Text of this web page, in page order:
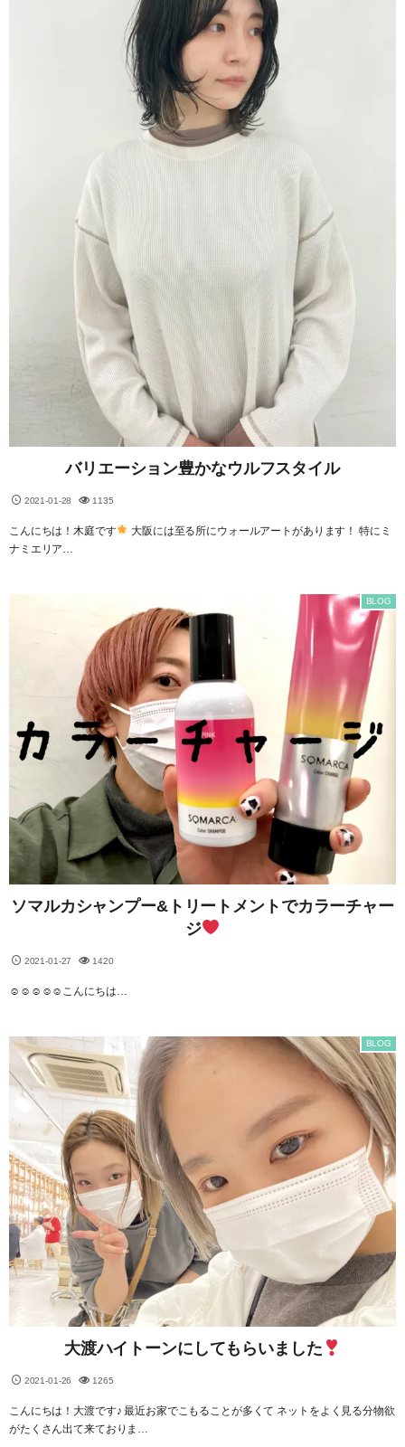
バリエーション豊かなウルフスタイル
2021-01-28 1135
こんにちは！木庭です
大阪には至る所にウォールアートがあります！ 特にミ
ナミエリア…
ソマルカシャンプー&トリートメントでカラーチャー
ジ
2021-01-27
BLOG
1420
☺︎☺︎☺︎☺︎☺︎こんにちは…
大渡ハイトーンにしてもらいました
2021-01-26
BLOG
1265
こんにちは！大渡です♪ 最近お家でこもることが多くて ネットをよく見る分物欲
がたくさん出て来ておりま…